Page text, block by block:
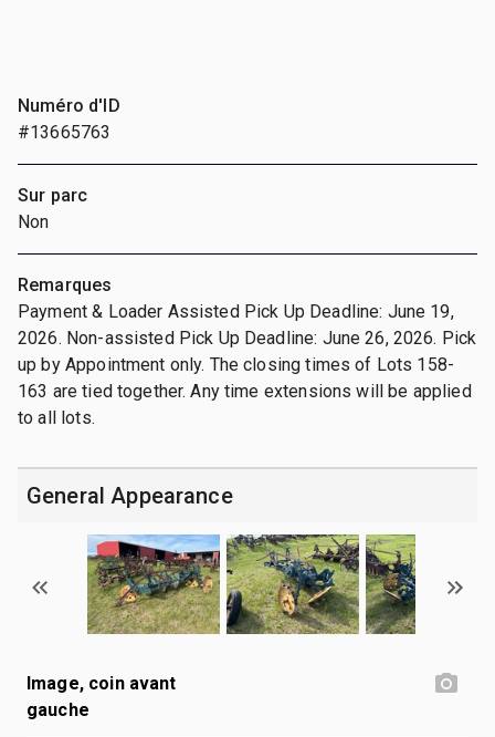
Numéro d'ID
#13665763
Sur parc
Non
Remarques
Payment & Loader Assisted Pick Up Deadline: June 19,
2026. Non-assisted Pick Up Deadline: June 26, 2026. Pick
up by Appointment only. The closing times of Lots 158-
163 are tied together. Any time extensions will be applied
to all lots.
General Appearance
Image, coin avant
gauche